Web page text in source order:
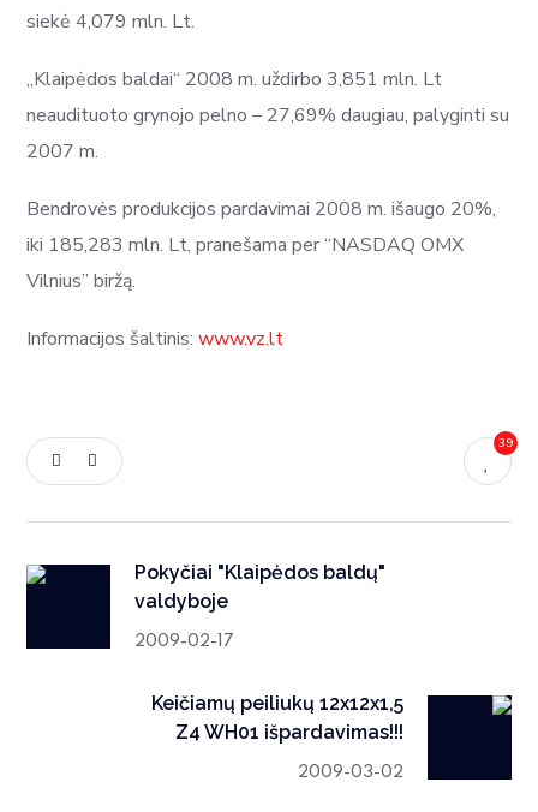
siekė 4,079 mln. Lt.
„Klaipėdos baldai“ 2008 m. uždirbo 3,851 mln. Lt
neaudituoto grynojo pelno – 27,69% daugiau, palyginti su
2007 m.
Bendrovės produkcijos pardavimai 2008 m. išaugo 20%,
iki 185,283 mln. Lt, pranešama per “NASDAQ OMX
Vilnius” biržą.
Informacijos šaltinis:www.vz.lt
39
Pokyčiai "Klaipėdos baldų"
valdyboje
2009-02-17
Keičiamų peiliukų 12x12x1,5
Z4 WH01 išpardavimas!!!
2009-03-02